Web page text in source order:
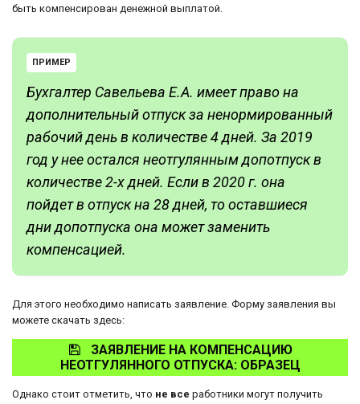
быть компенсирован денежной выплатой.
ПРИМЕР
Бухгалтер Савельева Е.А. имеет право на
дополнительный отпуск за ненормированный
рабочий день в количестве 4 дней. За 2019
год у нее остался неотгулянным допотпуск в
количестве 2-х дней. Если в 2020 г. она
пойдет в отпуск на 28 дней, то оставшиеся
дни допотпуска она может заменить
компенсацией.
Для этого необходимо написать заявление. Форму заявления вы
можете скачать здесь:
ЗАЯВЛЕНИЕ НА КОМПЕНСАЦИЮ
НЕОТГУЛЯННОГО ОТПУСКА: ОБРАЗЕЦ
Однако стоит отметить, что не все работники могут получить